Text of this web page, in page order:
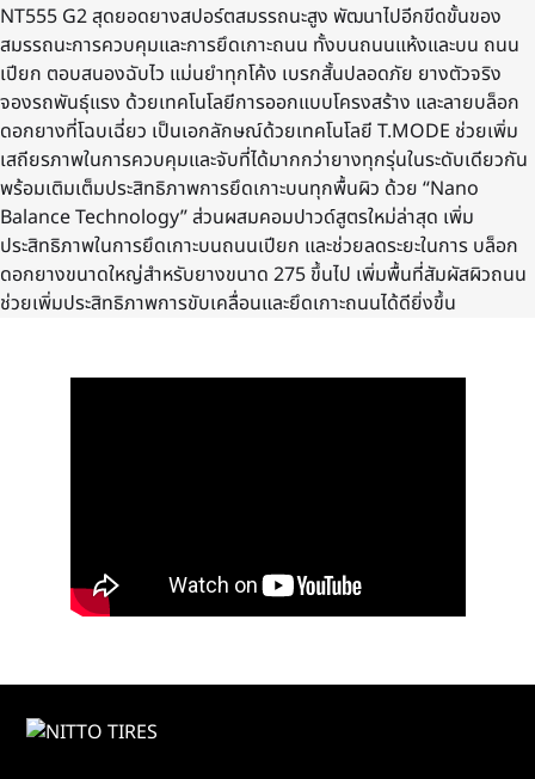
NT555 G2 สุดยอดยางสปอร์ตสมรรถนะสูง พัฒนาไปอีกขีดขั้นของ
สมรรถนะการควบคุมและการยึดเกาะถนน ทั้งบนถนนแห้งและบน ถนน
เปียก ตอบสนองฉับไว แม่นยําทุกโค้ง เบรกสั้นปลอดภัย ยางตัวจริง
จองรถพันธุ์แรง ด้วยเทคโนโลยีการออกแบบโครงสร้าง และลายบล็อก
ดอกยางที่โฉบเฉี่ยว เป็นเอกลักษณ์ด้วยเทคโนโลยี T.MODE ช่วยเพิ่ม
เสถียรภาพในการควบคุมและจับที่ได้มากกว่ายางทุกรุ่นในระดับเดียวกัน
พร้อมเติมเต็มประสิทธิภาพการยึดเกาะบนทุกพื้นผิว ด้วย “Nano
Balance Technology” ส่วนผสมคอมปาวด์สูตรใหม่ล่าสุด เพิ่ม
ประสิทธิภาพในการยึดเกาะบนถนนเปียก และช่วยลดระยะในการ บล็อก
ดอกยางขนาดใหญ่สำหรับยางขนาด 275 ขึ้นไป เพิ่มพื้นที่สัมผัสผิวถนน
ช่วยเพิ่มประสิทธิภาพการขับเคลื่อนและยึดเกาะถนนได้ดียิ่งขึ้น